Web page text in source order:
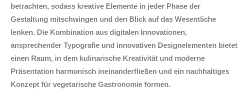
betrachten, sodass kreative Elemente in jeder Phase der
Gestaltung mitschwingen und den Blick auf das Wesentliche
lenken. Die Kombination aus digitalen Innovationen,
ansprechender Typografie und innovativen Designelementen bietet
einen Raum, in dem kulinarische Kreativität und moderne
Präsentation harmonisch ineinanderfließen und ein nachhaltiges
Konzept für vegetarische Gastronomie formen.